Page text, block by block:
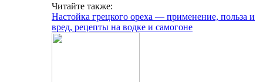
Читайте также:
Настойка грецкого ореха — применение, польза и
вред, рецепты на водке и самогоне